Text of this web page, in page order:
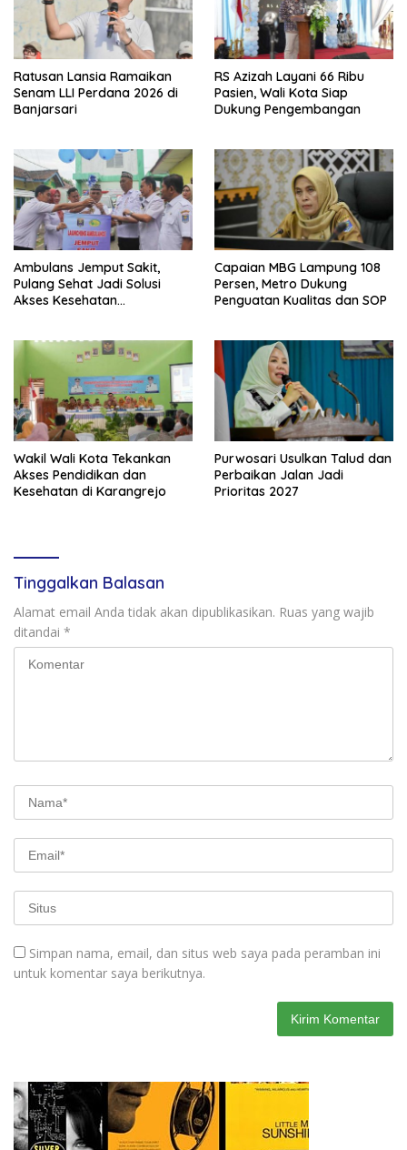
Ratusan Lansia Ramaikan
Senam LLI Perdana 2026 di
Banjarsari
RS Azizah Layani 66 Ribu
Pasien, Wali Kota Siap
Dukung Pengembangan
Ambulans Jemput Sakit,
Pulang Sehat Jadi Solusi
Akses Kesehatan
Capaian MBG Lampung 108
Persen, Metro Dukung
Penguatan Kualitas dan SOP
Wakil Wali Kota Tekankan
Akses Pendidikan dan
Kesehatan di Karangrejo
Purwosari Usulkan Talud dan
Perbaikan Jalan Jadi
Prioritas 2027
Tinggalkan Balasan
Alamat email Anda tidak akan dipublikasikan. Ruas yang wajib
ditandai *
Simpan nama, email, dan situs web saya pada peramban ini
untuk komentar saya berikutnya.